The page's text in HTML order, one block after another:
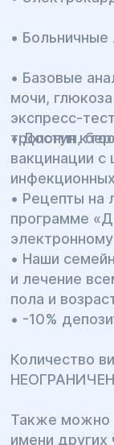
• Больничные
• Базовые
мочи,
экспресс-
тропонин,
• Доступ к
вакцинации
• Рецепты на
программе
• Наши
и лечение
пола и
• -10%
Количество
Также можно
имени